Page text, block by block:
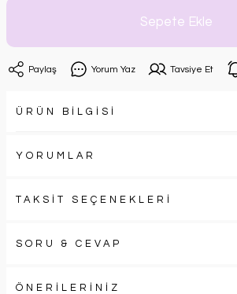
Sepete Ekle
Paylaş Yorum Yaz Tavsiye Et
ÜRÜN BİLGİSİ
YORUMLAR
TAKSİT SEÇENEKLERİ
SORU & CEVAP
ÖNERİLERİNİZ